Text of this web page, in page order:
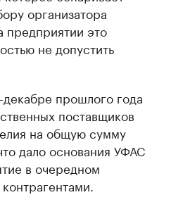
организатора
предприятии это
не допустить
прошлого года
поставщиков
на общую сумму
дало основания УФАС
в очередном